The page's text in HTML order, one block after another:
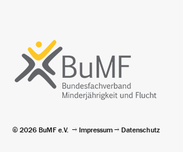
© 2026 BuMF e.V. Impressum Datenschutz